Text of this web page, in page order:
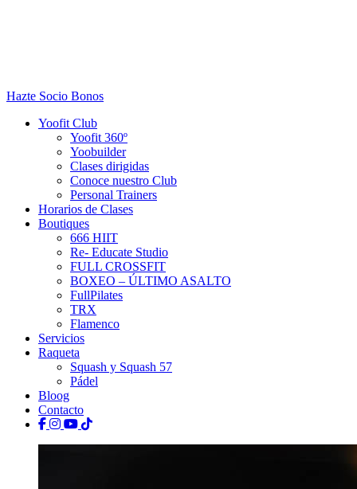
Hazte Socio Bonos
Yoofit Club
Yoofit 360º
Yoobuilder
Clases dirigidas
Conoce nuestro Club
Personal Trainers
Horarios de Clases
Boutiques
666 HIIT
Re- Educate Studio
FULL CROSSFIT
BOXEO – ÚLTIMO ASALTO
FullPilates
TRX
Flamenco
Servicios
Raqueta
Squash y Squash 57
Pádel
Bloog
Contacto